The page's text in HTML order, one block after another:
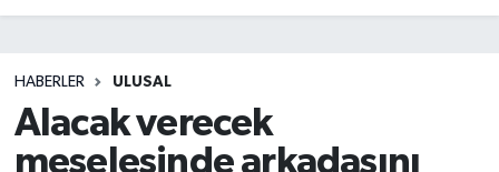
HABERLER ULUSAL
Alacak verecek
meselesinde arkadaşını
Son Dakika Haberleri